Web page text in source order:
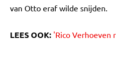
van Otto eraf wilde snijden.
LEES OOK: 'Rico Verhoeven